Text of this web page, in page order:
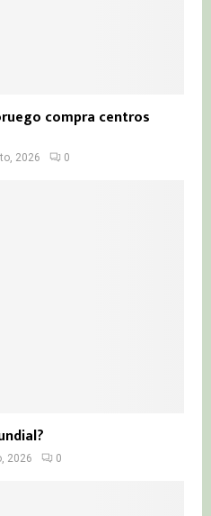
compra centros
2026 0
2026 0